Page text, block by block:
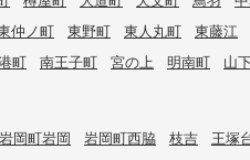
仲ノ町 東野町 東人丸町
東藤江
町 南王子町 宮の上 明南町 山
岩岡町岩岡 岩岡町西脇 枝吉
王塚